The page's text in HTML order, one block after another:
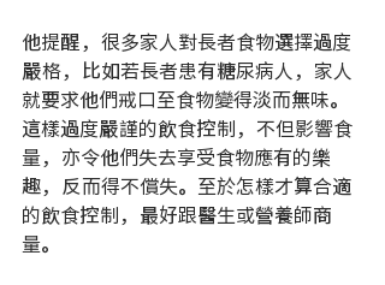
他提醒，很多家人對長者食物選擇過度
嚴格，比如若長者患有糖尿病人，家人
就要求他們戒口至食物變得淡而無味。
這樣過度嚴謹的飲食控制，不但影響食
量，亦令他們失去享受食物應有的樂
趣，反而得不償失。至於怎樣才算合適
的飲食控制，最好跟醫生或營養師商
量。